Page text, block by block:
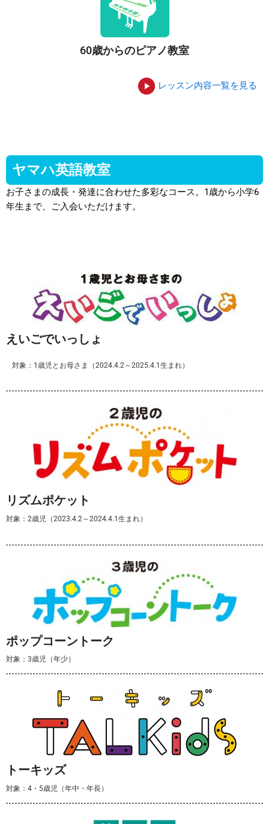
60歳からのピアノ教室
レッスン内容一覧を見る
ヤマハ英語教室
お子さまの成長・発達に合わせた多彩なコース。1歳から小学6
年生まで、ご入会いただけます。
えいごでいっしょ
対象：1歳児とお母さま（2024.4.2～2025.4.1生まれ）
リズムポケット
対象：2歳児（2023.4.2～2024.4.1生まれ）
ポップコーントーク
対象：3歳児（年少）
トーキッズ
対象：4・5歳児（年中・年長）